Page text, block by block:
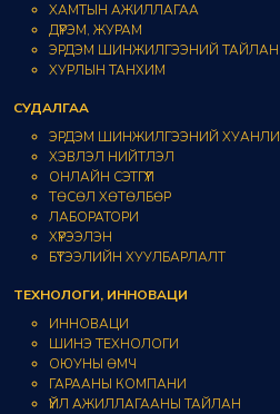
ХАМТЫН АЖИЛЛАГАА
ДҮРЭМ, ЖУРАМ
ЭРДЭМ ШИНЖИЛГЭЭНИЙ ТАЙЛАН
ХУРЛЫН ТАНХИМ
СУДАЛГАА
ЭРДЭМ ШИНЖИЛГЭЭНИЙ ХУАНЛИ
ХЭВЛЭЛ НИЙТЛЭЛ
ОНЛАЙН СЭТГҮҮЛ
ТӨСӨЛ ХӨТӨЛБӨР
ЛАБОРАТОРИ
ХҮРЭЭЛЭН
БҮТЭЭЛИЙН ХУУЛБАРЛАЛТ
ТЕХНОЛОГИ, ИННОВАЦИ
ИННОВАЦИ
ШИНЭ ТЕХНОЛОГИ
ОЮУНЫ ӨМЧ
ГАРААНЫ КОМПАНИ
ҮЙЛ АЖИЛЛАГААНЫ ТАЙЛАН